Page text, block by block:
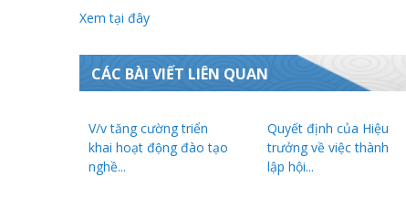
Xem tại đây
CÁC BÀI VIẾT LIÊN QUAN
V/v tăng cường triển
khai hoạt động đào tạo
nghề...
Quyết định của Hiệu
trưởng về việc thành
lập hội...